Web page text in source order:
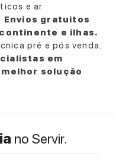
e ar
Envios gratuitos
e ilhas.
pré e pós venda.
em
solução
no Servir.